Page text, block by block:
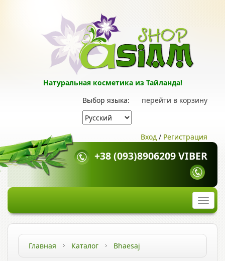
Натуральная косметика из Тайланда!
перейти в корзину
Выбор языка:
Вход / Регистрация
+38 (093)8906209 VIBER
Главная Каталог Bhaesaj